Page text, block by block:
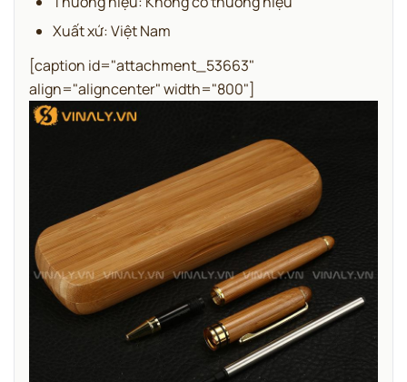
Xuất xứ: Việt Nam
[caption id="attachment_53663"
align="aligncenter" width="800"]